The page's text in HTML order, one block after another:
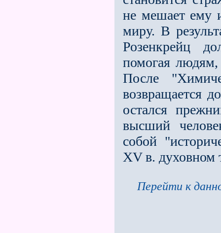
не мешает ему
миру. В
Розенкрейц
помогая людям,
После
возвращается
остался
высший
собой
ХV в. духовном
Перейти к